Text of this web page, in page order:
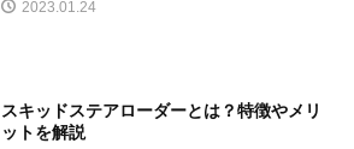
2023.01.24
スキッドステアローダーとは？特徴やメリ
ットを解説